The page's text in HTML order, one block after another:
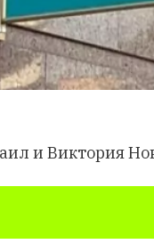
и Виктория